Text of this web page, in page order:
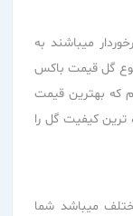
میباشند به
نوع گل قیمت باکس
که بهترین قیمت
ترین کیفیت گل را
میباشد شما